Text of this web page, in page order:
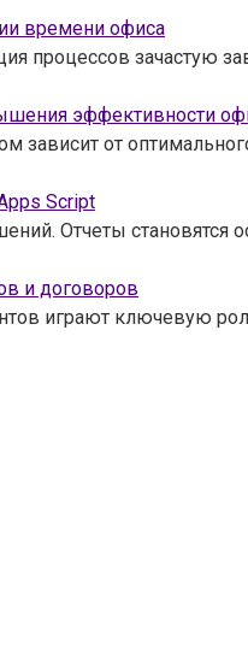
времени офиса
процессов зачастую
эффективности
зависит от
Script
Отчеты становятся
и договоров
играют ключевую